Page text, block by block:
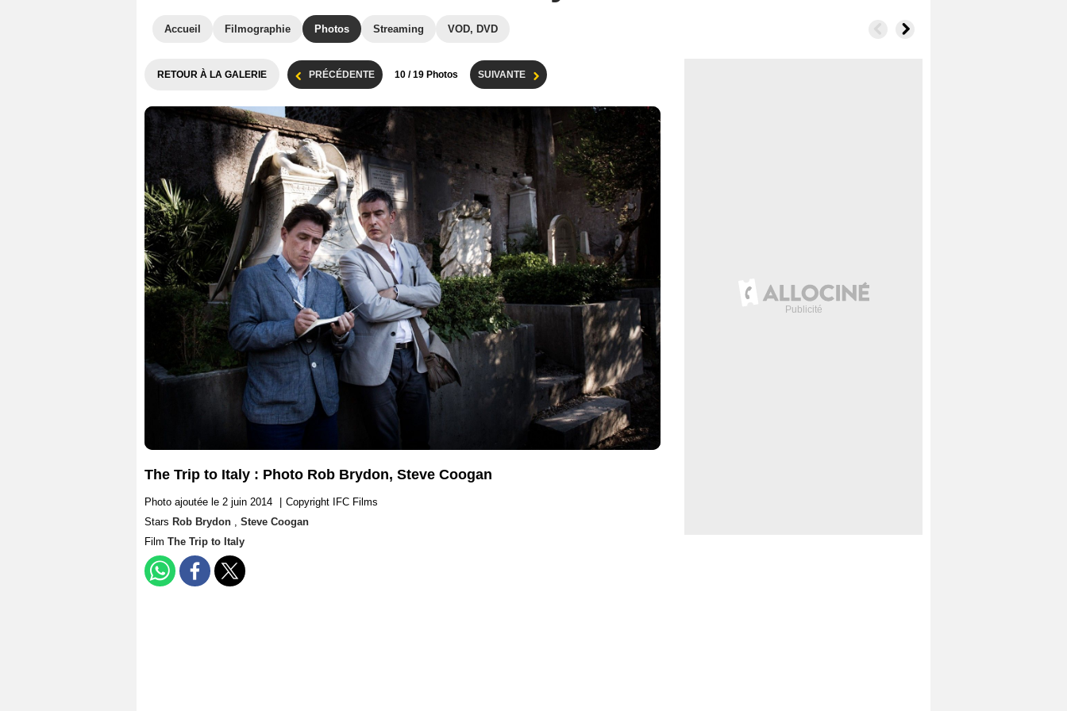
Accueil Filmographie Photos Streaming VOD, DVD
RETOUR À LA GALERIE PRÉCÉDENTE 10 / 19 Photos SUIVANTE
The Trip to Italy : Photo Rob Brydon, Steve Coogan
Photo ajoutée le 2 juin 2014
Copyright IFC Films
Stars Rob Brydon , Steve Coogan
Film The Trip to Italy